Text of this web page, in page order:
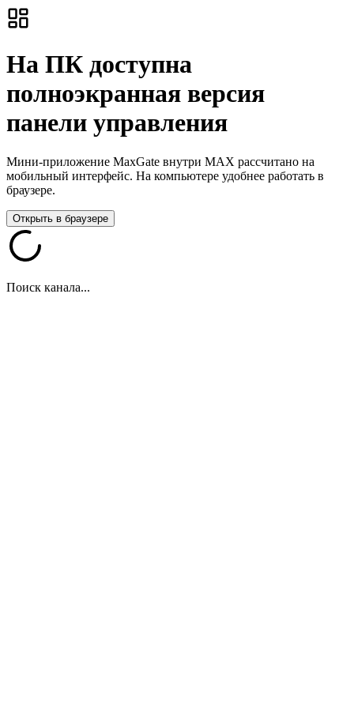
На ПК доступна
полноэкранная версия
панели управления
Мини-приложение MaxGate внутри MAX рассчитано на
мобильный интерфейс. На компьютере удобнее работать в
браузере.
Открыть в браузере
Поиск канала...